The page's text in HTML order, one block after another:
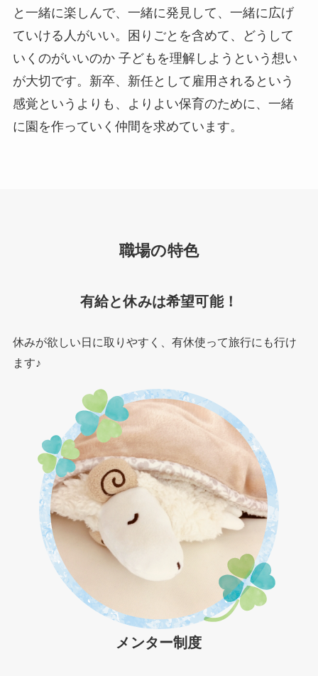
と一緒に楽しんで、一緒に発見して、一緒に広げ
ていける人がいい。困りごとを含めて、どうして
いくのがいいのか 子どもを理解しようという想い
が大切です。新卒、新任として雇用されるという
感覚というよりも、よりよい保育のために、一緒
に園を作っていく仲間を求めています。
職場の特色
有給と休みは希望可能！
休みが欲しい日に取りやすく、有休使って旅行にも行け
ます♪
メンター制度